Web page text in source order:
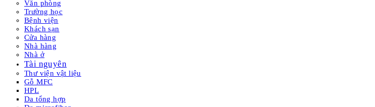
Văn phòng
Trường học
Bệnh viện
Khách sạn
Cửa hàng
Nhà hàng
Nhà ở
Tài nguyên
Thư viện vật liệu
Gỗ MFC
HPL
Da tổng hợp